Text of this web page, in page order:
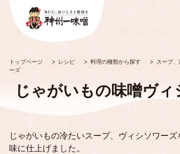
トップページ > レシピ >料理の種類から探す > スープ
ーズ
じゃがいもの味噌ヴ
じゃがいもの冷たいスープ、ヴィシソワー
味に仕上げました。